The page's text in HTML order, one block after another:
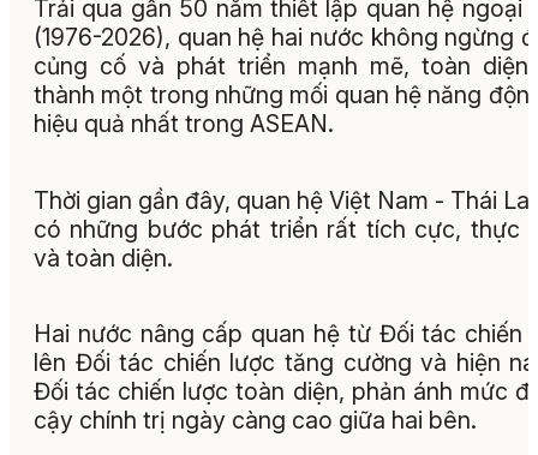
Trải qua gần 50 năm thiết lập quan hệ ngoại
(1976-2026), quan hệ hai nước không ngừng
củng cố và phát triển mạnh mẽ, toàn
thành một trong những mối quan hệ năng
hiệu quả nhất trong ASEAN.
Thời gian gần đây, quan hệ Việt Nam - Thái
có những bước phát triển rất tích cực, thực
và toàn diện.
Hai nước nâng cấp quan hệ từ Đối tác chiến
lên Đối tác chiến lược tăng cường và hiện
Đối tác chiến lược toàn diện, phản ánh mức
cậy chính trị ngày càng cao giữa hai bên.